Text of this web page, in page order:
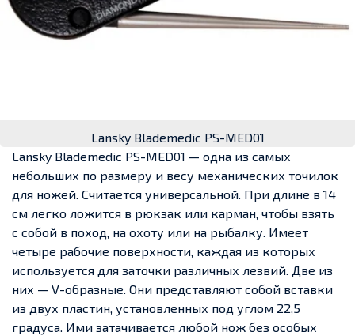
Lansky Blademedic PS-MED01
Lansky Blademedic PS-MED01 — одна из самых
небольших по размеру и весу механических точилок
для ножей. Считается универсальной. При длине в 14
см легко ложится в рюкзак или карман, чтобы взять
с собой в поход, на охоту или на рыбалку. Имеет
четыре рабочие поверхности, каждая из которых
используется для заточки различных лезвий. Две из
них — V-образные. Они представляют собой вставки
из двух пластин, установленных под углом 22,5
градуса. Ими затачивается любой нож без особых